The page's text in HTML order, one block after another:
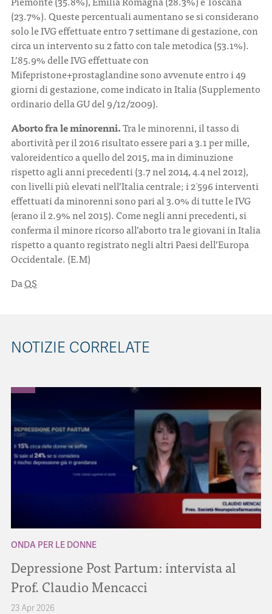
(23.7%). Queste percentuali aumentano se si considerano
solo le IVG effettuate entro 7 settimane di gestazione, con
circa un intervento su 2 fatto con tale metodica (53.1%).
L’85.9% delle IVG effettuate con
Mifepristone+prostaglandine sono avvenute entro i 49
giorni di gestazione, come indicato in Italia (Supplemento
ordinario della GU del 9/12/2009).
Aborto fra le minorenni.Tra le minorenni, il tasso di
abortività per il 2016 risultato essere pari a 3.1 per mille,
valoreidentico a quello del 2015, ma in diminuzione
rispetto agli anni precedenti (3.7 nel 2014, 4.4 nel 2012),
con livelli più elevati nell’Italia centrale; i 2 ̇596 interventi
effettuati da minorenni sono pari al 3.0% di tutte le IVG
(erano il 2.9% nel 2015). Come negli anni precedenti, si
conferma il minore ricorso all’aborto tra le giovani in Italia
rispetto a quanto registrato negli altri Paesi dell’Europa
Occidentale. (E.M)
DaQS
NOTIZIE CORRELATE
ONDA PER LE DONNE
Depressione Post Partum: intervista al
Prof. Claudio Mencacci
23 Apr 2026